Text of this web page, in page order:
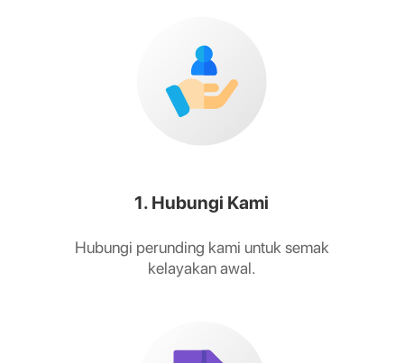
1. Hubungi Kami
Hubungi perunding kami untuk semak
kelayakan awal.